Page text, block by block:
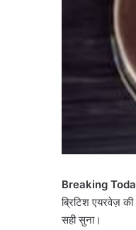
Breaking
ब्रिटिश एयरवेज़
सही सुना।